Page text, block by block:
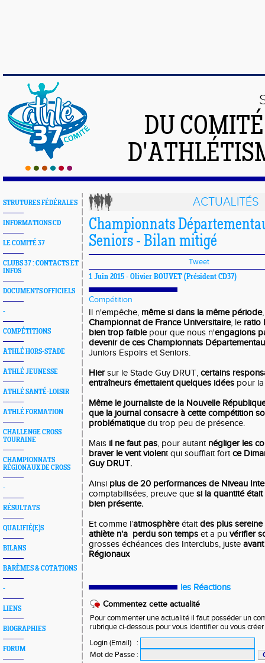
DU
STRUTURES FÉDÉRALES
INFORMATIONS CD
LE COMITÉ 37
CLUBS 37 : CONTACTS ET
INFOS
DOCUMENTS OFFICIELS
-
COMPÉTITIONS
ATHLÉ HORS-STADE
ATHLÉ JEUNESSE
ATHLÉ SANTÉ-LOISIR
ATHLÉ FORMATION
CHALLENGE CROSS
TOURAINE
CHAMPIONNATS
RÉGIONAUX DE CROSS
-
RÉSULTATS
QUALIFIÉ(E)S
BILANS
BARÈMES & COTATIONS
-
LIENS
BIOGRAPHIES
FORUM
ACTUALITÉS
Championnats
Seniors - Bilan mitigé
Tweet
1 Juin 2015 - Olivier BOUVET (Président CD37)
Compétition
Il n'empêche, même si dans la même période
Championnat de France Universitaire, le ratio
bien trop faiblepour que nous n'engagions
devenir de ces Championnats
Juniors Espoirs et Seniors.
Hiersur le Stade Guy DRUT, certains
entraîneurs émettaient quelques idées pour
Même le journaliste de la Nouvelle
que la journal consacre à cette compétition
problématiquedu trop peu de présence.
Mais il ne faut pas, pour autant négliger les
braver le vent violent qui soufflait fortce
Guy DRUT.
Ainsi plus de 20 performances de Niveau
comptabilisées, preuve que si la quantité
bien présente.
Et comme l’atmosphèreétaitdes plus sereine
athlète n'a perdu son temps et a pu vérifier
grosses échéances des Interclubs, juste
Régionaux
les Réactions
Commentez cette actualité
Pour commenter une actualité il faut posséder un
rubrique ci-dessous pour vous identifier ou vous
Login (Email)
:
Mot de Passe :